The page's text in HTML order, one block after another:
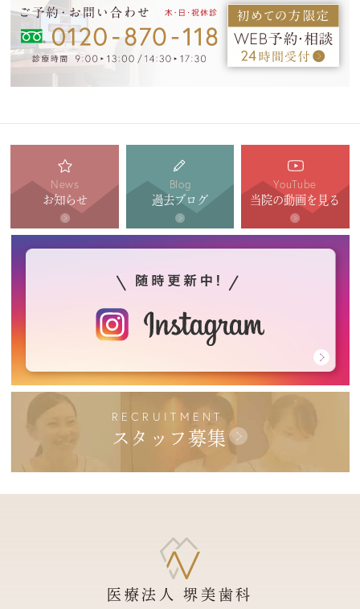
News
お知らせ
Blog
過去ブログ
YouTube
当院の動画を見る
RECRUITMENT
スタッフ募集
医療法人 堺美歯科